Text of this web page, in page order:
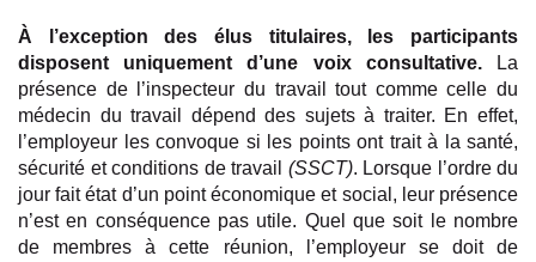
À l’exception des élus titulaires, les participants
disposent uniquement d’une voix consultative.La
présence de l’inspecteur du travail tout comme celle du
médecin du travail dépend des sujets à traiter. En effet,
l’employeur les convoque si les points ont trait à la santé,
sécurité et conditions de travail (SSCT). Lorsque l’ordre du
jour fait état d’un point économique et social, leur présence
n’est en conséquence pas utile. Quel que soit le nombre
de membres à cette réunion, l’employeur se doit de